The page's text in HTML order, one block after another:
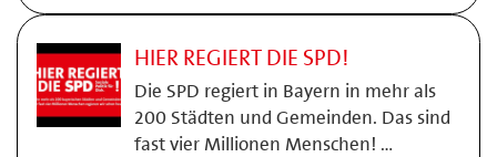
HIER REGIERT DIE SPD!
Die SPD regiert in Bayern in mehr als
200 Städten und Gemeinden. Das sind
fast vier Millionen Menschen! …